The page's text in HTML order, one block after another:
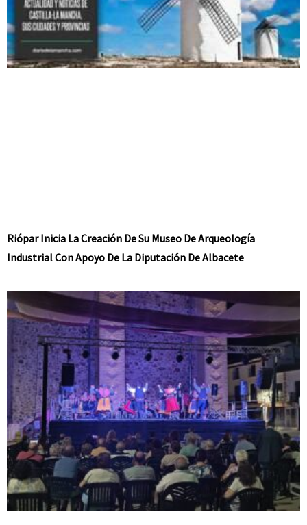
Riópar Inicia La Creación De Su Museo De Arqueología
Industrial Con Apoyo De La Diputación De Albacete